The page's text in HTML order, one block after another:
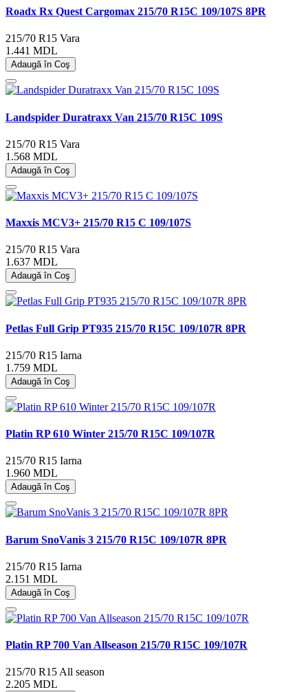
Roadx Rx Quest Cargomax 215/70 R15C 109/107S 8PR
215/70 R15 Vara
1.441 MDL
Adaugă în Coş
Landspider Duratraxx Van 215/70 R15C 109S
215/70 R15 Vara
1.568 MDL
Adaugă în Coş
Maxxis MCV3+ 215/70 R15 C 109/107S
215/70 R15 Vara
1.637 MDL
Adaugă în Coş
Petlas Full Grip PT935 215/70 R15C 109/107R 8PR
215/70 R15 Iarna
1.759 MDL
Adaugă în Coş
Platin RP 610 Winter 215/70 R15C 109/107R
215/70 R15 Iarna
1.960 MDL
Adaugă în Coş
Barum SnoVanis 3 215/70 R15C 109/107R 8PR
215/70 R15 Iarna
2.151 MDL
Adaugă în Coş
Platin RP 700 Van Allseason 215/70 R15C 109/107R
215/70 R15All season
2.205 MDL